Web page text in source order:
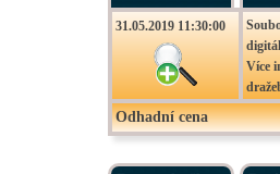
31.05.2019 11:30:00
Více
Odhadní cena